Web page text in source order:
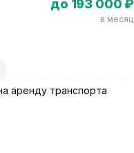
до 193 000 ₽
в месяц
аренду транспорта